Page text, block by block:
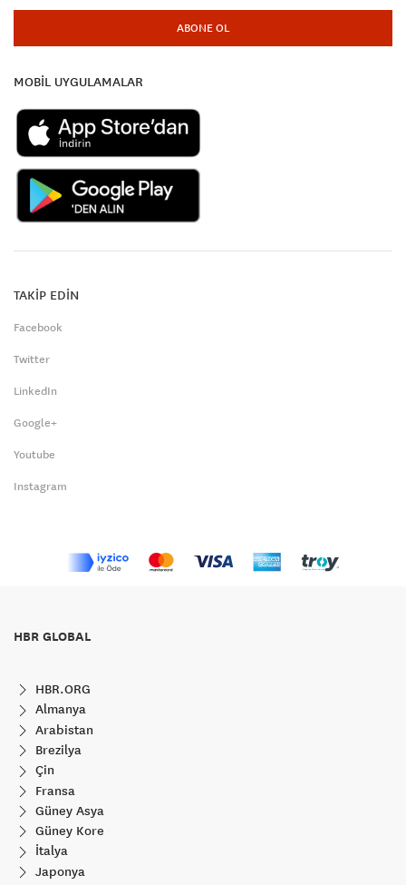
ABONE OL
MOBİL UYGULAMALAR
TAKİP EDİN
Facebook
Twitter
LinkedIn
Google+
Youtube
Instagram
HBR GLOBAL
HBR.ORG
Almanya
Arabistan
Brezilya
Çin
Fransa
Güney Asya
Güney Kore
İtalya
Japonya